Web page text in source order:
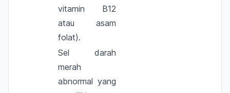
vitamin B12
atau asam
folat).
Sel darah
merah
abnormal yang